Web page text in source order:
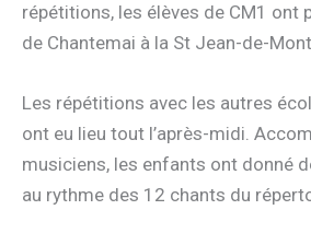
répétitions, les élèves de CM1 ont
de Chantemai à la St Jean-de-
Les répétitions avec les autres
ont eu lieu tout l’après-midi.
musiciens, les enfants ont donné
au rythme des 12 chants du